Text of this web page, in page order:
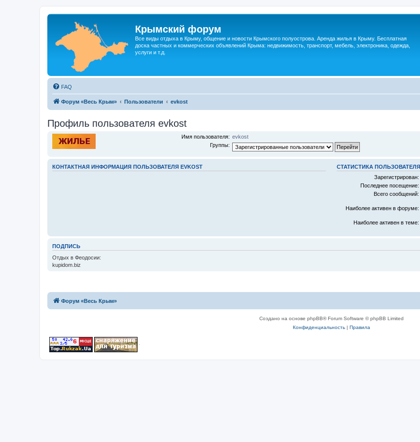
Крымский форум
Все виды отдыха в Крыму, общение и новости Крымского полуострова. Аренда жилья в Крыму. Бесплатная
доска частных и коммерческих объявлений Крыма: недвижимость, транспорт, мебель, электроника, одежда,
услуги и т.д.
FAQ
Форум «Весь Крым» Пользователи evkost
Профиль пользователя evkost
Имя пользователя: evkost
Группы:
КОНТАКТНАЯ ИНФОРМАЦИЯ ПОЛЬЗОВАТЕЛЯ EVKOST
СТАТИСТИКА ПОЛЬЗОВАТЕЛЯ
Зарегистрирован:
Последнее посещение:
Всего сообщений:
Наиболее активен в форуме:
Наиболее активен в теме:
ПОДПИСЬ
Отдых в Феодосии:
kupidom.biz
Форум «Весь Крым»
Создано на основе phpBB® Forum Software © phpBB Limited
Конфиденциальность| Правила